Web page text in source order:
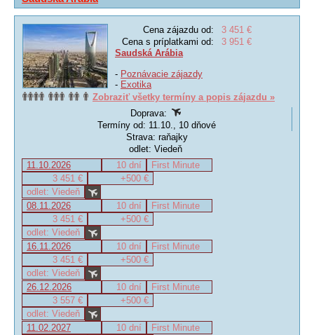
Cena zájazdu od:
3 451 €
Cena s príplatkami od:
3 951 €
Saudská Arábia
- Poznávacie zájazdy
- Exotika
Zobraziť všetky termíny a popis zájazdu »
Doprava:
Termíny od: 11.10., 10 dňové
Strava: raňajky
odlet: Viedeň
11.10.2026
10 dní
First Minute
3 451 €
+500 €
odlet: Viedeň
08.11.2026
10 dní
First Minute
3 451 €
+500 €
odlet: Viedeň
16.11.2026
10 dní
First Minute
3 451 €
+500 €
odlet: Viedeň
26.12.2026
10 dní
First Minute
3 557 €
+500 €
odlet: Viedeň
11.02.2027
10 dní
First Minute